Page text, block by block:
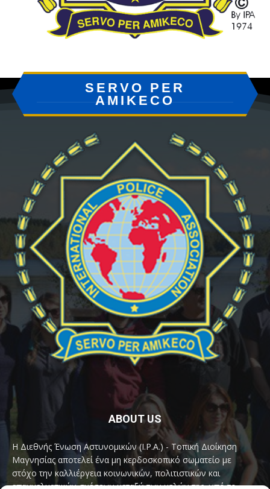
SERVO PER
AMIKECO
ABOUT US
Η Διεθνής Ένωση Αστυνομικών (I.P.A.) - Τοπική Διοίκηση
Μαγνησίας αποτελεί ένα μη κερδοσκοπικό σωματείο με
στόχο την καλλιέργεια κοινωνικών, πολιτιστικών και
επαγγελματικών σχέσεων μεταξύ των μελών της, υπό το